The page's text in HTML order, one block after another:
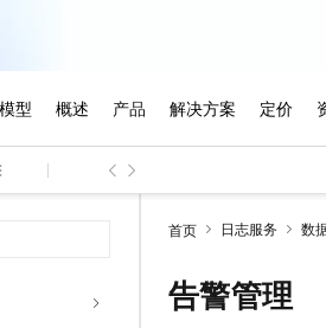
首页 日志服务 数
告警管理